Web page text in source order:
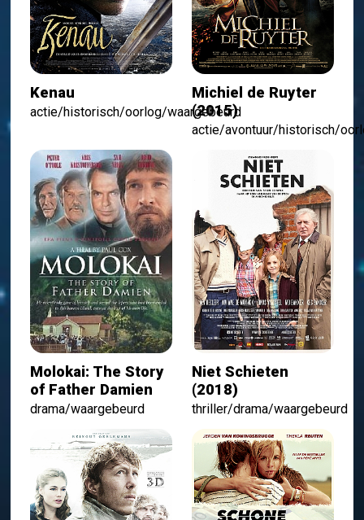
Kenau
actie/historisch/oorlog/waargebeurd
Michiel de Ruyter
(2015)
actie/avontuur/historisch/
Molokai: The Story
of Father Damien
drama/waargebeurd
Niet Schieten
(2018)
thriller/drama/waargebeurd